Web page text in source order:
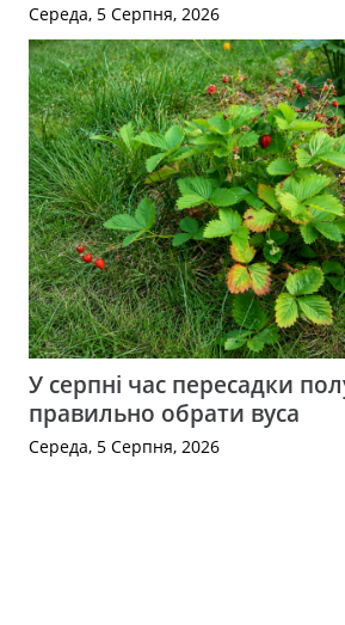
Середа, 5 Серпня, 2026
У серпні час пересадки
правильно обрати вуса
Середа, 5 Серпня, 2026